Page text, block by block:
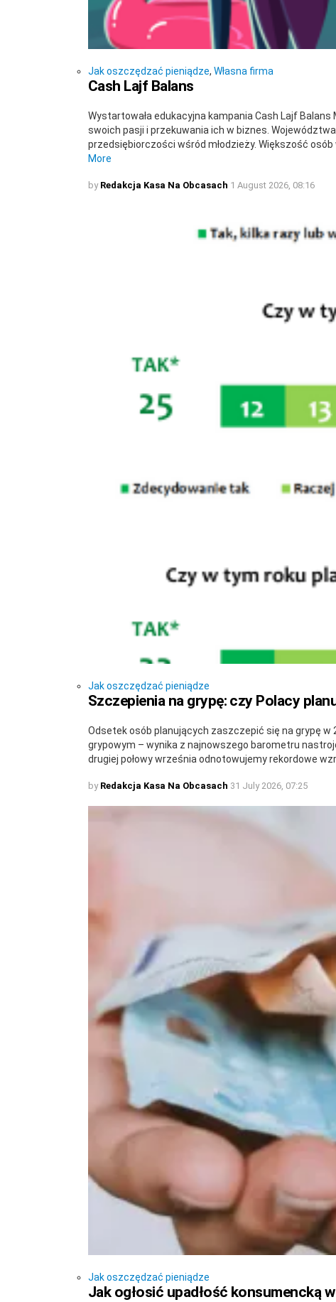
Jak oszczędzać pieniądze, Własna firma
Cash Lajf Balans
Wystartowała edukacyjna kampania Cash Lajf
swoich pasji i przekuwania ich w biznes.
przedsiębiorczości wśród młodzieży. Większość
More
by Redakcja Kasa Na Obcasach 1 August 2026, 08:16
Jak oszczędzać pieniądze
Szczepienia na grypę: czy Polacy
Odsetek osób planujących zaszczepić się na grypę
grypowym – wynika z najnowszego barometru
drugiej połowy września odnotowujemy rekordowe
by Redakcja Kasa Na Obcasach 31 July 2026, 07:25
Jak oszczędzać pieniądze
Jak ogłosić upadłość konsumencką